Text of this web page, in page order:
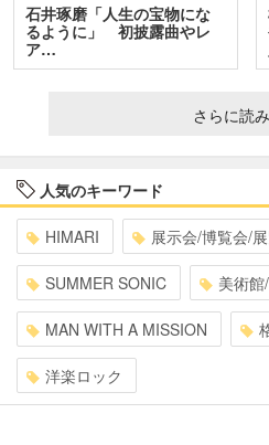
石井琢磨「人生の宝物にな
るように」 初披露曲やレ
ア…
さらに読
人気のキーワード
HIMARI 展示会/博覧会/
SUMMER SONIC 美術
MAN WITH A MISSION
洋楽ロック